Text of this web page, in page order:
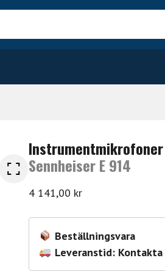
Instrumentmikrofoner
Sennheiser E 914
4 141,00 kr
Beställningsvara
Leveranstid: Kontakta